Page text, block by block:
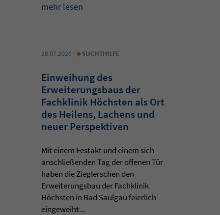
mehr lesen
28.07.2026 | • SUCHTHILFE
Einweihung des
Erweiterungsbaus der
Fachklinik Höchsten als Ort
des Heilens, Lachens und
neuer Perspektiven
Mit einem Festakt und einem sich
anschließenden Tag der offenen Tür
haben die Zieglerschen den
Erweiterungsbau der Fachklinik
Höchsten in Bad Saulgau feierlich
eingeweiht...